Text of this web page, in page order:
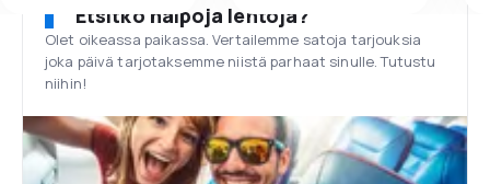
Etsitkö halpoja lentoja?
Olet oikeassa paikassa. Vertailemme satoja tarjouksia
joka päivä tarjotaksemme niistä parhaat sinulle. Tutustu
niihin!